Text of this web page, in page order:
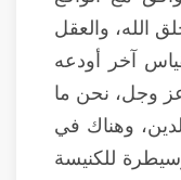
الله، والعقل
آخر أودعه
عز وجل، نحن ما
وهناك في
للكنيسة